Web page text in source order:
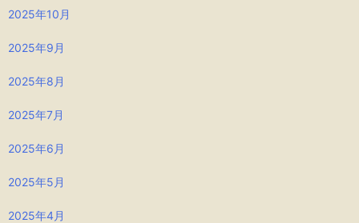
2025年10月
2025年9月
2025年8月
2025年7月
2025年6月
2025年5月
2025年4月